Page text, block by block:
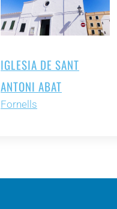
IGLESIA DE SANT
ANTONI ABAT
Fornells